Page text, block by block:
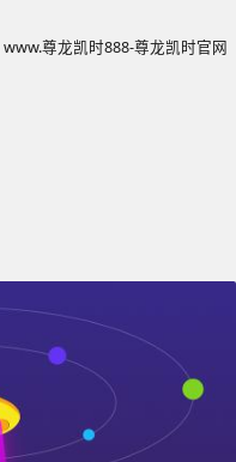
www.尊龙凯时888-尊龙凯时官网